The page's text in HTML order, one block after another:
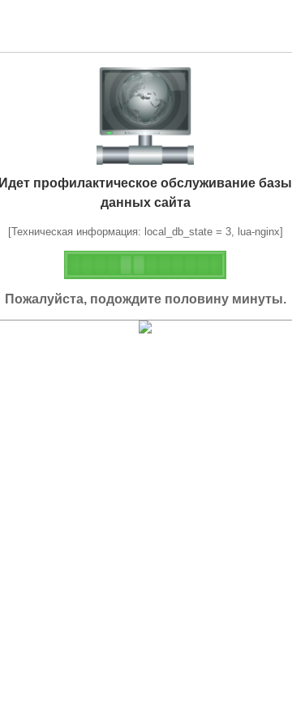
Идет профилактическое обслуживание базы
данных сайта
[Техническая информация: local_db_state = 3, lua-nginx]
Пожалуйста, подождите половину минуты.